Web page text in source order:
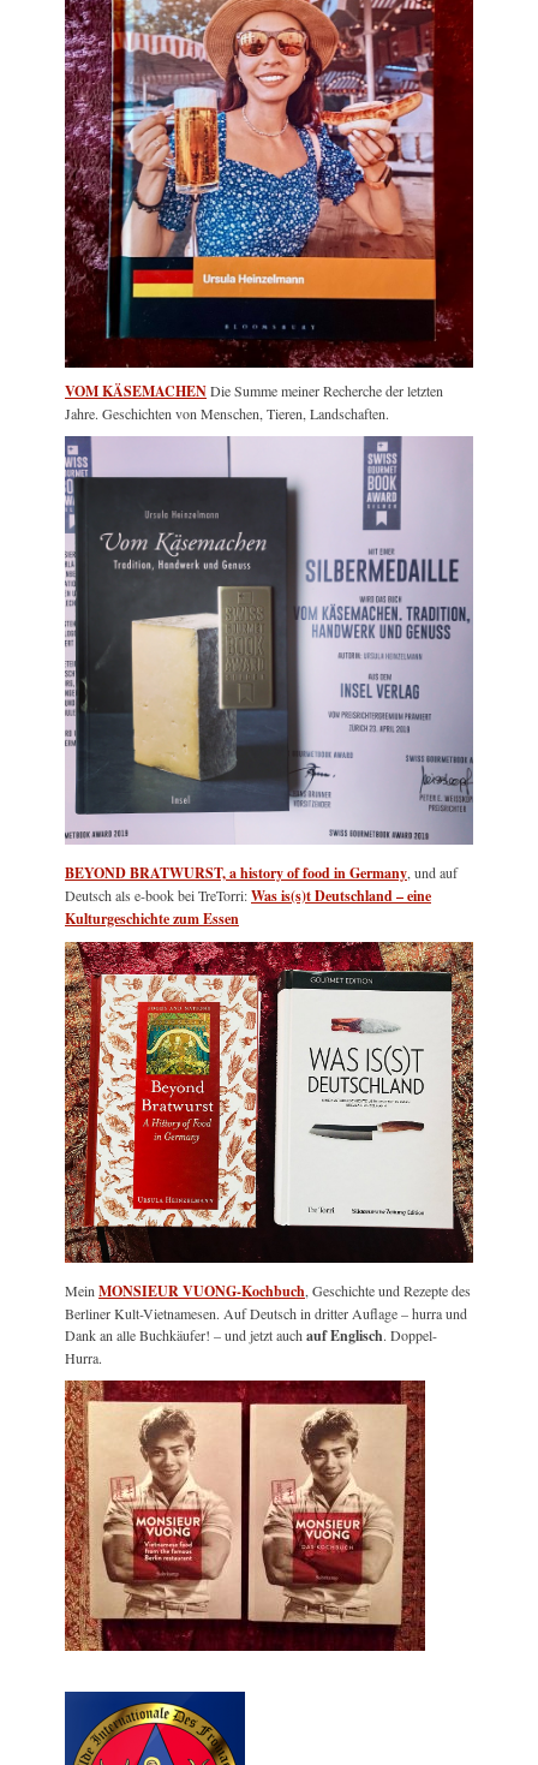
VOM KÄSEMACHENDie Summe meiner Recherche der letzten
Jahre. Geschichten von Menschen, Tieren, Landschaften.
BEYOND BRATWURST, a history of food in Germany, und auf
Deutsch als e-book bei TreTorri:Was is(s)t Deutschland – eine
Kulturgeschichte zum Essen
MeinMONSIEUR VUONG-Kochbuch, Geschichte und Rezepte des
Berliner Kult-Vietnamesen. Auf Deutsch in dritter Auflage – hurra und
Dank an alle Buchkäufer! – und jetzt auchauf Englisch. Doppel-
Hurra.